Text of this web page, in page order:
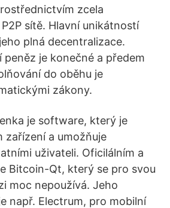
zcela
sítě. Hlavní unikátností
plná decentralizace.
je konečné a předem
do oběhu je
zákony.
je software, který je
zařízení a umožňuje
uživateli. Oficilálním a
Bitcoin-Qt, který se pro svou
moc nepoužívá. Jeho
např. Electrum, pro mobilní